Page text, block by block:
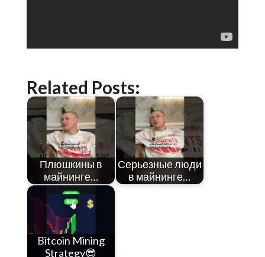
Related Posts:
Плюшкины в
майнинге…
Серьезные люди
в майнинге…
Bitcoin Mining
Strategy😎